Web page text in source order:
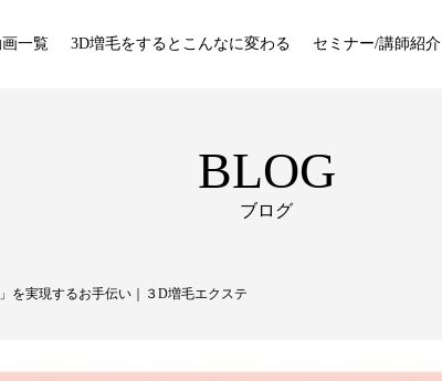
一覧 3D増毛をするとこんなに変わる セミナー/講師紹介
BLOG
ブログ
を実現するお手伝い｜３D増毛エクステ